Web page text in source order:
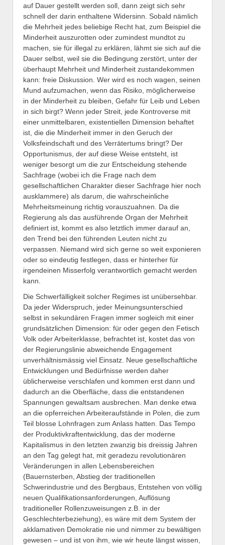
auf Dauer gestellt werden soll, dann zeigt sich sehr
schnell der darin enthaltene Widersinn. Sobald nämlich
die Mehrheit jedes beliebige Recht hat, zum Beispiel die
Minderheit auszurotten oder zumindest mundtot zu
machen, sie für illegal zu erklären, lähmt sie sich auf die
Dauer selbst, weil sie die Bedingung zerstört, unter der
überhaupt Mehrheit und Minderheit zustandekommen
kann: freie Diskussion. Wer wird es noch wagen, seinen
Mund aufzumachen, wenn das Risiko, möglicherweise
in der Minderheit zu bleiben, Gefahr für Leib und Leben
in sich birgt? Wenn jeder Streit, jede Kontroverse mit
einer unmittelbaren, existentiellen Dimension behaftet
ist, die die Minderheit immer in den Geruch der
Volksfeindschaft und des Verrätertums bringt? Der
Opportunismus, der auf diese Weise entsteht, ist
weniger besorgt um die zur Entscheidung stehende
Sachfrage (wobei ich die Frage nach dem
gesellschaftlichen Charakter dieser Sachfrage hier noch
ausklammere) als darum, die wahrscheinliche
Mehrheitsmeinung richtig vorauszuahnen. Da die
Regierung als das ausführende Organ der Mehrheit
definiert ist, kommt es also letztlich immer darauf an,
den Trend bei den führenden Leuten nicht zu
verpassen. Niemand wird sich gerne so weit exponieren
oder so eindeutig festlegen, dass er hinterher für
irgendeinen Misserfolg verantwortlich gemacht werden
kann.
Die Schwerfälligkeit solcher Regimes ist unübersehbar.
Da jeder Widerspruch, jeder Meinungsunterschied
selbst in sekundären Fragen immer sogleich mit einer
grundsätzlichen Dimension: für oder gegen den Fetisch
Volk oder Arbeiterklasse, befrachtet ist, kostet das von
der Regierungslinie abweichende Engagement
unverhältnismässig viel Einsatz. Neue gesellschaftliche
Entwicklungen und Bedürfnisse werden daher
üblicherweise verschlafen und kommen erst dann und
dadurch an die Oberfläche, dass die entstandenen
Spannungen gewaltsam ausbrechen. Man denke etwa
an die opferreichen Arbeiteraufstände in Polen, die zum
Teil blosse Lohnfragen zum Anlass hatten. Das Tempo
der Produktivkraftentwicklung, das der moderne
Kapitalismus in den letzten zwanzig bis dreissig Jahren
an den Tag gelegt hat, mit geradezu revolutionären
Veränderungen in allen Lebensbereichen
(Bauernsterben, Abstieg der traditionellen
Schwerindustrie und des Bergbaus, Entstehen von völlig
neuen Qualifikationsanforderungen, Auflösung
traditioneller Rollenzuweisungen z.B. in der
Geschlechterbeziehung), es wäre mit dem System der
akklamativen Demokratie nie und nimmer zu bewältigen
gewesen – und ist von ihm, wie wir heute längst wissen,